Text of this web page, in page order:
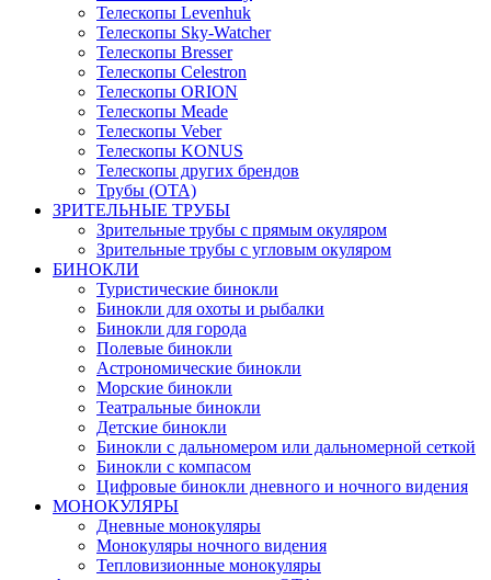
Телескопы Levenhuk
Телескопы Sky-Watcher
Телескопы Bresser
Телескопы Celestron
Телескопы ORION
Телескопы Meade
Телескопы Veber
Телескопы KONUS
Телескопы других брендов
Трубы (ОТА)
ЗРИТЕЛЬНЫЕ ТРУБЫ
Зрительные трубы с прямым окуляром
Зрительные трубы с угловым окуляром
БИНОКЛИ
Туристические бинокли
Бинокли для охоты и рыбалки
Бинокли для города
Полевые бинокли
Астрономические бинокли
Морские бинокли
Театральные бинокли
Детские бинокли
Бинокли с дальномером или дальномерной сеткой
Бинокли с компасом
Цифровые бинокли дневного и ночного видения
МОНОКУЛЯРЫ
Дневные монокуляры
Монокуляры ночного видения
Тепловизионные монокуляры